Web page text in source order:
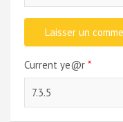
Current ye@r *